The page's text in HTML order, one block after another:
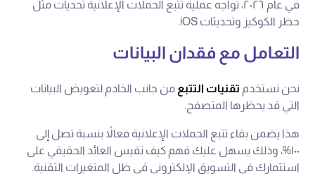
في عام ٢٠٢٦، تواجه عملية تتبع الحملات الإعلانية تحديات مثل
حظر الكوكيز وتحديثات iOS.
التعامل مع فقدان البيانات
نحن نستخدم تقنيات التتبع من جانب الخادم لتعويض البيانات
التي قد يحظرها المتصفح.
هذا يضمن بقاء تتبع الحملات الإعلانية فعالاً بنسبة تصل إلى
١٠٠%، وذلك يسهل عليك فهم كيف تقيس العائد الحقيقي على
استثمارك في التسويق الإلكتروني في ظل المتغيرات التقنية.